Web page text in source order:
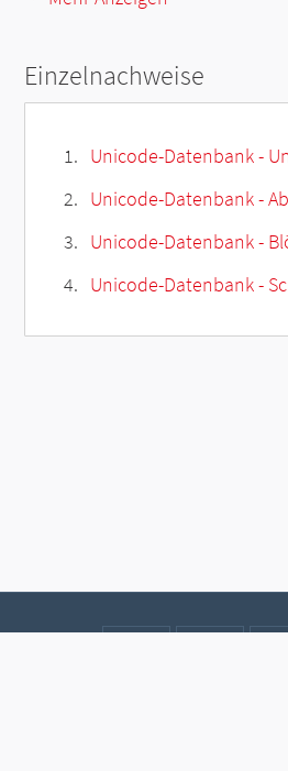
Einzelnachweise
Unicode-Datenbank -
Unicode-Datenbank -
Unicode-Datenbank -
Unicode-Datenbank -